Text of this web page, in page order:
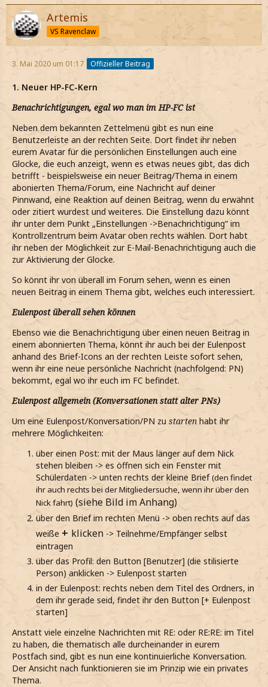
Artemis
VS Ravenclaw
3. Mai 2020 um 01:17 Offizieller Beitrag
1. Neuer HP-FC-Kern
Benachrichtigungen, egal wo man im HP-FC ist
Neben dem bekannten Zettelmenü gibt es nun eine
Benutzerleiste an der rechten Seite. Dort findet ihr neben
eurem Avatar für die persönlichen Einstellungen auch eine
Glocke, die euch anzeigt, wenn es etwas neues gibt, das dich
betrifft - beispielsweise ein neuer Beitrag/Thema in einem
abonierten Thema/Forum, eine Nachricht auf deiner
Pinnwand, eine Reaktion auf deinen Beitrag, wenn du erwähnt
oder zitiert wurdest und weiteres. Die Einstellung dazu könnt
ihr unter dem Punkt „Einstellungen ->Benachrichtigung“ im
Kontrollzentrum beim Avatar oben rechts wählen. Dort habt
ihr neben der Möglichkeit zur E-Mail-Benachrichtigung auch die
zur Aktivierung der Glocke.
So könnt ihr von überall im Forum sehen, wenn es einen
neuen Beitrag in einem Thema gibt, welches euch interessiert.
Eulenpost überall sehen können
Ebenso wie die Benachrichtigung über einen neuen Beitrag in
einem abonnierten Thema, könnt ihr auch bei der Eulenpost
anhand des Brief-Icons an der rechten Leiste sofort sehen,
wenn ihr eine neue persönliche Nachricht (nachfolgend: PN)
bekommt, egal wo ihr euch im FC befindet.
Eulenpost allgemein (Konversationen statt alter PNs)
Um eine Eulenpost/Konversation/PN zu starten habt ihr
mehrere Möglichkeiten:
über einen Post: mit der Maus länger auf dem Nick
stehen bleiben -> es öffnen sich ein Fenster mit
Schülerdaten -> unten rechts der kleine Brief(den findet
ihr auch rechts bei der Mitgliedersuche, wenn ihr über den
Nick fahrt) (siehe Bild im Anhang)
über den Brief im rechten Menü -> oben rechts auf das
weiße + klicken -> Teilnehme/Empfänger selbst
eintragen
über das Profil: den Button [Benutzer] (die stilisierte
Person) anklicken -> Eulenpost starten
in der Eulenpost: rechts neben dem Titel des Ordners, in
dem ihr gerade seid, findet ihr den Button [+ Eulenpost
starten]
Anstatt viele einzelne Nachrichten mit RE: oder RE:RE: im Titel
zu haben, die thematisch alle durcheinander in eurem
Postfach sind, gibt es nun eine kontinuierliche Konversation.
Der Ansicht nach funktionieren sie im Prinzip wie ein privates
Thema.